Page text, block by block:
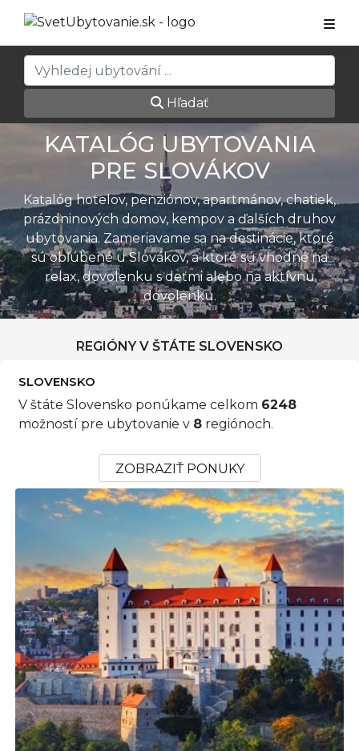
Hľadať
KATALÓG UBYTOVANIA
PRE SLOVÁKOV
Katalóg hotelov, penziónov, apartmánov, chatiek,
prázdninových domov, kempov a ďalších druhov
ubytovania. Zameriavame sa na destinácie, ktoré
sú obľúbené u Slovákov, a ktoré sú vhodné na
relax, dovolenku s deťmi alebo na aktívnu
dovolenku.
REGIÓNY V ŠTÁTE SLOVENSKO
SLOVENSKO
V štáte Slovensko ponúkame celkom 6248
možností pre ubytovanie v 8 regiónoch.
ZOBRAZIŤ PONUKY